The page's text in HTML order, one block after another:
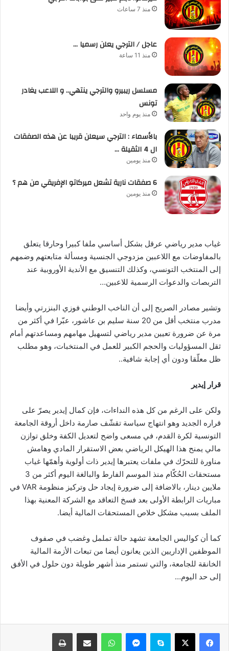
منذ 7 ساعات
عاجل / الترجي يعلن رسميا …
منذ 11 ساعة
مسلسل ريبيرو والترجي ينتهي.. و اللاعب يغادر
تونس
منذ يوم واحد
بالأسماء : الترجي سيعلن قريبا عن هذه الصفقات
ال 4 الثقيلة …
منذ يومين
6 صفقات نارية تشعل ميركاتو الإفريقي من هم ؟
منذ يومين
غياب مدير رياضي عرقل بشكل أساسي ملفا كبيرا وحارقا يتعلق
بالمفاوضات مع اللاعبين مزدوجي الجنسية ومسألة متابعتهم وضمهم
إلى المنتخب التونسي، وكذلك التنسيق مع الأندية الأوروبية عند
التربصات والدعوات الرسمية للاعبين…
وتشير مصادر الصريح إلى أن الناخب الوطني فوزي البنزرتي وأيضا
مدرب منتخب أقل من 20 سنة سليم بن عاشور، عبّرا في أكثر من
مرة عن ضرورة تعيين مدير رياضي لتسهيل مهامهم ومساعدتهم أمام
ثقل المسؤوليات والحجم الكبير للعمل في المنتخبات، وهو مطلب
ظل معلّقا ودون أي إجابة شافية..
قرار إيدير
ولكن على الرغم من كل هذه النداءات، فإن كمال إيدير يصرّ على
قراره الجديد وهو انتهاج سياسة تقشّف صارمة داخل أروقة الجامعة
التونسية لكرة القدم، في مسعى واضح لتعديل الكفة وخلق توازن
مالي يمنح هذا الهيكل الرياضي بعض الاستقرار المادي وهامش
مناورة للتحرّك في ملفات يعتبرها إيدير ذات أولوية وأهمّها غياب
مستحقات الحُكّام منذ الموسم الفارط والبالغة اليوم أكثر من 3
ملايين دينار، بالاضافة إلى ضرورة إيجاد حل وتركيز منظومة VAR في
مباريات الرابطة الأولى بعد فسخ التعاقد مع الشركة المعنية بهذا
الملف بسبب مشكل خلاص المستحقات المالية أيضا.
كما أن كواليس الجامعة تشهد حالة تململ وغضب في صفوف
الموظفين الإداريين الذين يعانون أيضا من تبعات الأزمة المالية
الخانقة للجامعة، والتي تستمر منذ أشهر طويلة دون حلول في الأفق
إلى حد اليوم…
فيسبوك سكايب واتساب